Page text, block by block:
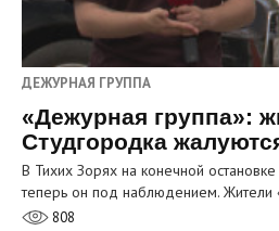
ДЕЖУРНАЯ ГРУППА
«Дежурная группа»:
Студгородка
В Тихих Зорях на конечной
теперь он под наблюдением.
808